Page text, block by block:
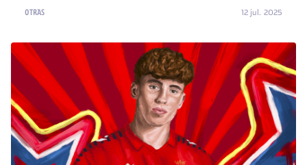
OTRAS 12 jul. 2025